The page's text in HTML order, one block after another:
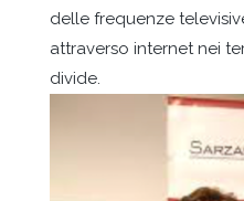
delle frequenze
attraverso internet nei
divide.